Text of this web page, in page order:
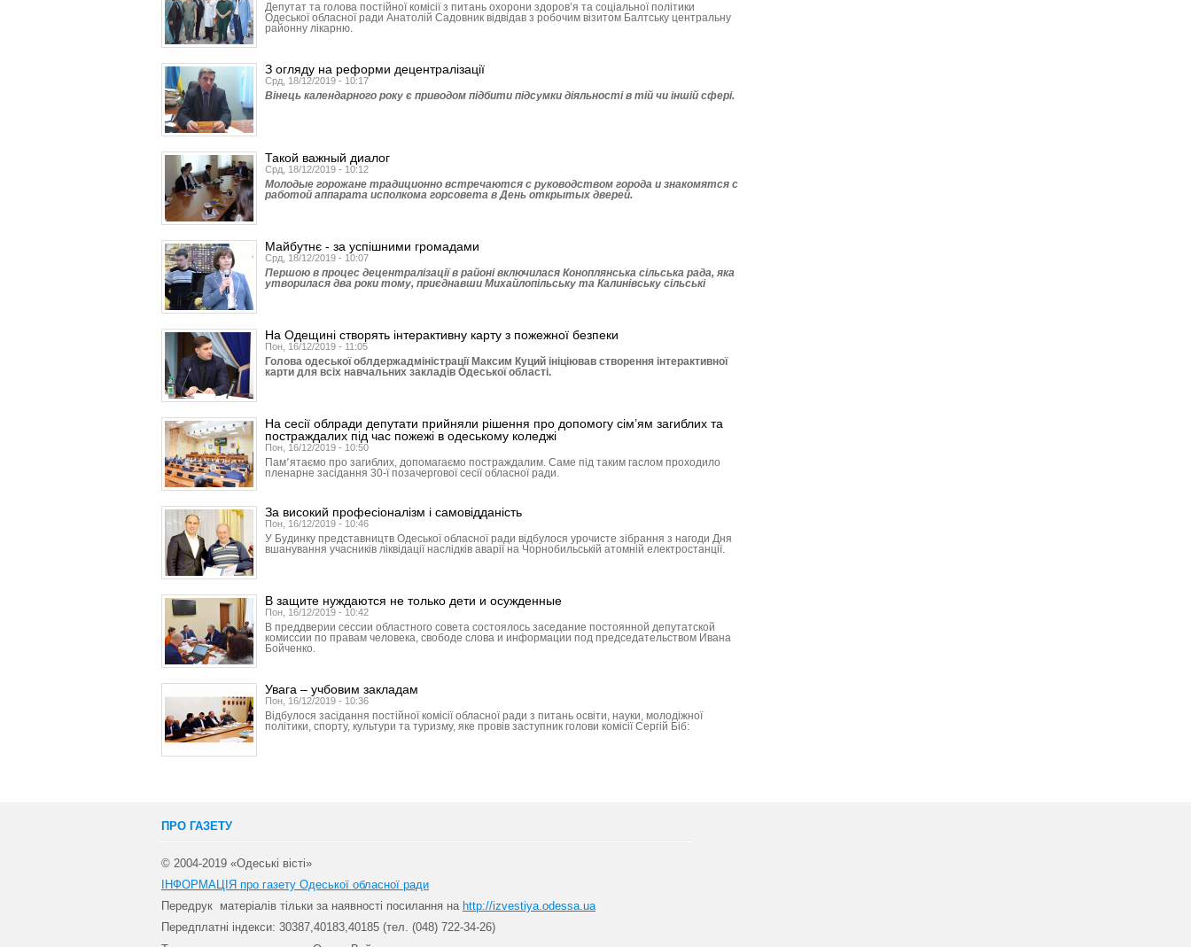
Депутат та голова постійної комісії з питань охорони здоров’я та соціальної політики
Одеської обласної ради Анатолій Садовник відвідав з робочим візитом Балтську центральну
районну лікарню.
З огляду на реформи децентралізації
Срд, 18/12/2019 - 10:17
Вінець календарного року є приводом підбити підсумки діяльності в тій чи іншій сфері.
Такой важный диалог
Срд, 18/12/2019 - 10:12
Молодые горожане традиционно встречаются с руководством города и знакомятся с
работой аппарата исполкома горсовета в День открытых дверей.
Майбутнє - за успішними громадами
Срд, 18/12/2019 - 10:07
Першою в процес децентралізації в районі включилася Коноплянська сільська рада, яка
утворилася два роки тому, приєднавши Михайлопільську та Калинівську сільські
На Одещині створять інтерактивну карту з пожежної безпеки
Пон, 16/12/2019 - 11:05
Голова одеської облдержадміністрації Максим Куций ініціював створення інтерактивної
карти для всіх навчальних закладів Одеської області.
На сесії облради депутати прийняли рішення про допомогу сім’ям загиблих та
постраждалих під час пожежі в одеському коледжі
Пон, 16/12/2019 - 10:50
Пам՚ятаємо про загиблих, допомагаємо постраждалим. Саме під таким гаслом проходило
пленарне засідання 30-ї позачергової сесії обласної ради.
За високий професіоналізм і самовідданість
Пон, 16/12/2019 - 10:46
У Будинку представництв Одеської обласної ради відбулося урочисте зібрання з нагоди Дня
вшанування учасників ліквідації наслідків аварії на Чорнобильській атомній електростанції.
В защите нуждаются не только дети и осужденные
Пон, 16/12/2019 - 10:42
В преддверии сессии областного совета состоялось заседание постоянной депутатской
комиссии по правам человека, свободе слова и информации под председательством Ивана
Бойченко.
Увага – учбовим закладам
Пон, 16/12/2019 - 10:36
Відбулося засідання постійної комісії обласної ради з питань освіти, науки, молодіжної
політики, спорту, культури та туризму, яке провів заступник голови комісії Сергій Біб:
ПРО ГАЗЕТУ
© 2004-2019 «Одеські вісті»
ІНФОРМАЦІЯ про газету Одеської обласної ради
Передрук матеріалів тільки за наявності посилання на http://izvestiya.odessa.ua
Передплатні індекси: 30387,40183,40185 (тел. (048) 722-34-26)